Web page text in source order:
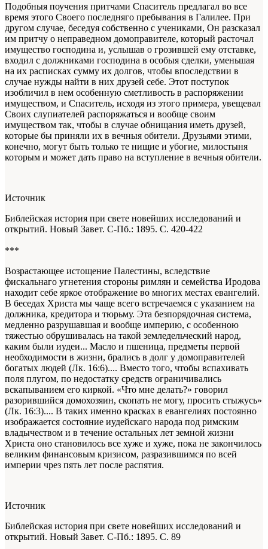
Подобныя поучения притчами Спаситель предлагал во все
время этого Своего последняго пребывания в Галилее. При
другом случае, беседуя собственно с учениками, Он разсказал
им притчу о неправедном домоправителе, который расточал
имущество господина и, услышав о грозившей ему отставке,
входил с должниками господина в особыя сделки, уменьшая
на их расписках сумму их долгов, чтобы впоследствии в
случае нужды найти в них друзей себе. Этот поступок
изобличил в нем особенную сметливость в распоряжении
имуществом, и Спаситель, исходя из этого примера, увещевал
Своих слупиателей распоряжаться и вообще своим
имуществом так, чтобы в случае обнищания иметь друзей,
которые бы приняли их в вечныя обители. Друзьями этими,
конечно, могут быть только те нищие и убогие, милостыня
которым и может дать право на вступление в вечныя обители.
Источник
Библейская история при свете новейших исследований и
открытий. Новый Завет. С-Пб.: 1895. С. 420-422
***
Возрастающее истощение Палестины, вследствие
фискальнаго угнетения стороны римлян и семейства Иродова
находит себе яркое отображение во многих местах евангелий.
В беседах Христа мы чаще всего встречаемся с указанием на
должника, кредитора и тюрьму. Эта безпорядочная система,
медленно разрушавшая и вообще империю, с особенною
тяжестью обрушивалась на такой земледельческий народ,
каким были иудеи... Масло и пшеница, предметы первой
необходимости в жизни, брались в долг у домоправителей
богатых людей (Лк. 16:6).... Вместо того, чтобы вспахивать
поля плугом, по недостатку средств ограничивались
вскапыванием его киркой. «Что мне делать?» говорил
разорившийся домохозяин, скопать не могу, просить стыжусь»
(Лк. 16:3).... В таких именно красках в евангелиях постоянно
изображается состояние иудейскаго народа под римским
владычеством и в течение остальных лет земной жизни
Христа оно становилось все хуже и хуже, пока не закончилось
великим финансовым кризисом, разразившимся по всей
империи чрез пять лет после распятия.
Источник
Библейская история при свете новейших исследований и
открытий. Новый Завет. С-Пб.: 1895. С. 89